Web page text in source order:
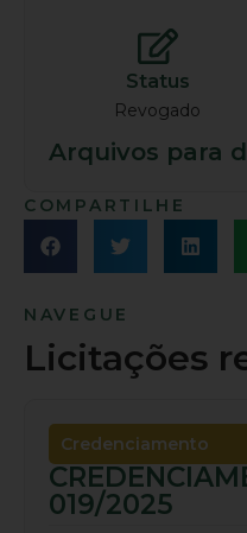
Status
Revogado
Arquivos para
COMPARTILHE
NAVEGUE
Licitações
Credenciamento
019/2025